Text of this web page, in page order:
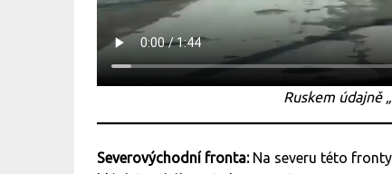
Ruskem údajně
Severovýchodní fronta:Na severu této